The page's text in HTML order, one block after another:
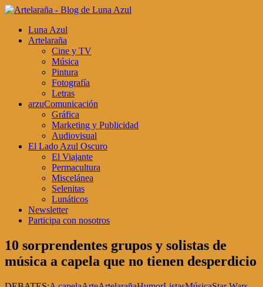
Luna Azul
Artelaraña
Cine y TV
Música
Pintura
Fotografía
Letras
arzuComunicación
Gráfica
Marketing y Publicidad
Audiovisual
El Lado Azul Oscuro
El Viajante
Permacultura
Miscelánea
Selenitas
Lunáticos
Newsletter
Participa con nosotros
10 sorprendentes grupos y solistas de
música a capela que no tienen desperdicio